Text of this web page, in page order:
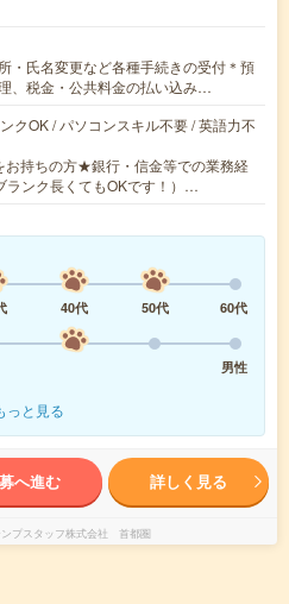
・氏名変更など各種手続きの受付＊預
、税金・公共料金の払い込み…
クOK / パソコンスキル不要 / 英語力不
お持ちの方★銀行・信金等での業務経
ランク長くてもOKです！）…
40代 50代
60代
男性
っと見る
へ進む 詳しく見る
プスタッフ株式会社 首都圏